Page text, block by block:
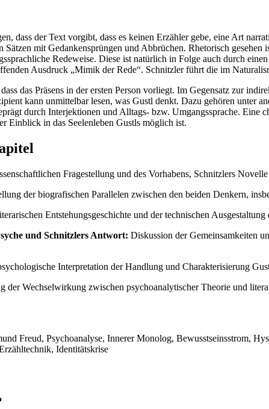
dass der Text vorgibt, dass es keinen Erzähler gebe, eine Art
mit Gedankensprüngen und Abbrüchen. Rhetorisch
Redeweise. Diese ist natürlich in Folge auch durch
Ausdruck „Mimik der Rede“. Schnitzler führt die im
das Präsens in der ersten Person vorliegt. Im Gegensatz zur
kann unmittelbar lesen, was Gustl denkt. Dazu gehören unter
durch Interjektionen und Alltags- bzw. Umgangssprache.
Einblick in das Seelenleben Gustls möglich ist.
Fragestellung und des Vorhabens, Schnitzlers Novelle
der biografischen Parallelen zwischen den beiden Denkern,
Entstehungsgeschichte und der technischen
und Schnitzlers Antwort: Diskussion der Gemeinsamkeiten
Interpretation der Handlung und Charakterisierung
der Wechselwirkung zwischen psychoanalytischer Theorie und
Freud, Psychoanalyse, Innerer Monolog, Bewusstseinsstrom,
Identitätskrise